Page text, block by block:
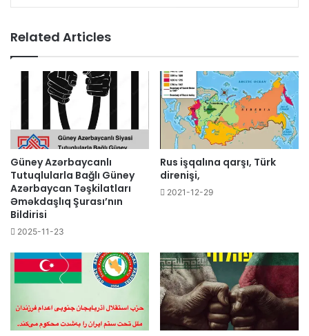
Related Articles
Güney Azərbaycanlı
Tutuqlularla Bağlı Güney
Azərbaycan Təşkilatları
Əməkdaşlıq Şurası’nın
Bildirisi
2025-11-23
Rus işqalına qarşı, Türk
direnişi,
2021-12-29